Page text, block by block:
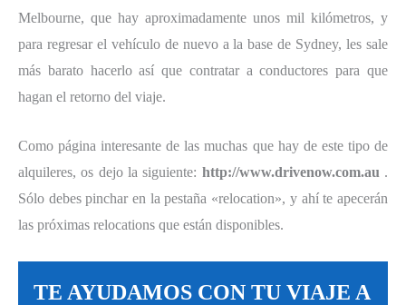
Melbourne, que hay aproximadamente unos mil kilómetros, y
para regresar el vehículo de nuevo a la base de Sydney, les sale
más barato hacerlo así que contratar a conductores para que
hagan el retorno del viaje.
Como página interesante de las muchas que hay de este tipo de
alquileres, os dejo la siguiente: http://www.drivenow.com.au .
Sólo debes pinchar en la pestaña «relocation», y ahí te apecerán
las próximas relocations que están disponibles.
TE AYUDAMOS CON TU VIAJE A